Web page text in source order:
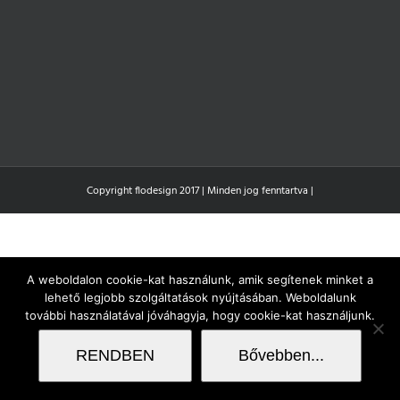
Copyright flodesign 2017 | Minden jog fenntartva |
A weboldalon cookie-kat használunk, amik segítenek minket a
lehető legjobb szolgáltatások nyújtásában. Weboldalunk
további használatával jóváhagyja, hogy cookie-kat használjunk.
RENDBEN Bővebben...